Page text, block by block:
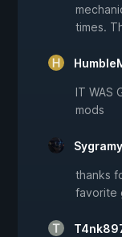
times.
IT WAS
mods
thanks
favorite